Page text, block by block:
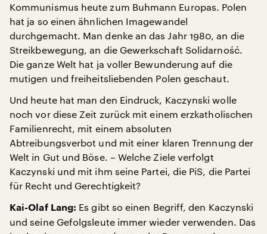
Kommunismus heute zum Buhmann Europas. Polen
hat ja so einen ähnlichen Imagewandel
durchgemacht. Man denke an das Jahr 1980, an die
Streikbewegung, an die Gewerkschaft Solidarność.
Die ganze Welt hat ja voller Bewunderung auf die
mutigen und freiheitsliebenden Polen geschaut.
Und heute hat man den Eindruck, Kaczynski wolle
noch vor diese Zeit zurück mit einem erzkatholischen
Familienrecht, mit einem absoluten
Abtreibungsverbot und mit einer klaren Trennung der
Welt in Gut und Böse. – Welche Ziele verfolgt
Kaczynski und mit ihm seine Partei, die PiS, die Partei
für Recht und Gerechtigkeit?
Kai-Olaf Lang: Es gibt so einen Begriff, den Kaczynski
und seine Gefolgsleute immer wieder verwenden. Das